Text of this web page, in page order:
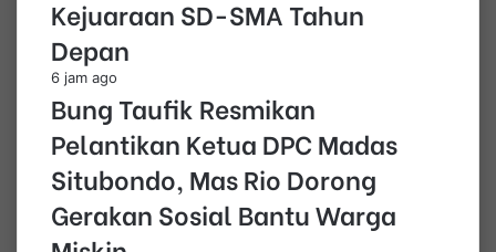
Kejuaraan SD-SMA Tahun
Depan
6 jam ago
Bung Taufik Resmikan
Pelantikan Ketua DPC Madas
Situbondo, Mas Rio Dorong
Gerakan Sosial Bantu Warga